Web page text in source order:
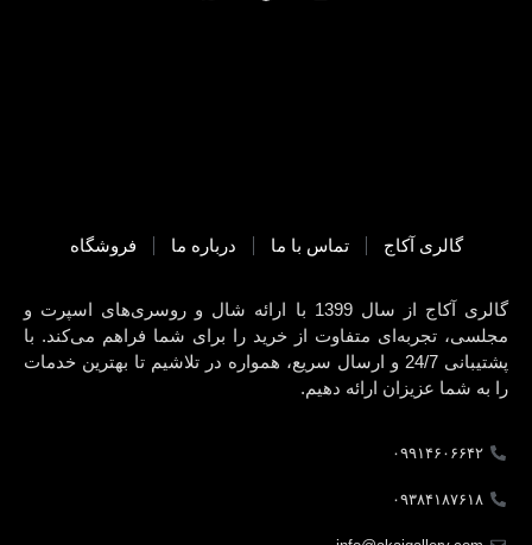
گالری آکاج تماس با ما درباره ما فروشگاه
گالری آکاج از سال 1399 با ارائه شال و روسری‌های اسپرت و
مجلسی، تجربه‌ای متفاوت از خرید را برای شما فراهم می‌کند. با
پشتیبانی 24/7 و ارسال سریع، همواره در تلاشیم تا بهترین خدمات
را به شما عزیزان ارائه دهیم.
۰۹۹۱۴۶۰۶۶۴۲
۰۹۳۸۴۱۸۷۶۱۸